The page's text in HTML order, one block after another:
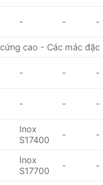
- - -
cao - Các mác đặc
- - -
- - -
Inox
S17400
- -
Inox
S17700
- -